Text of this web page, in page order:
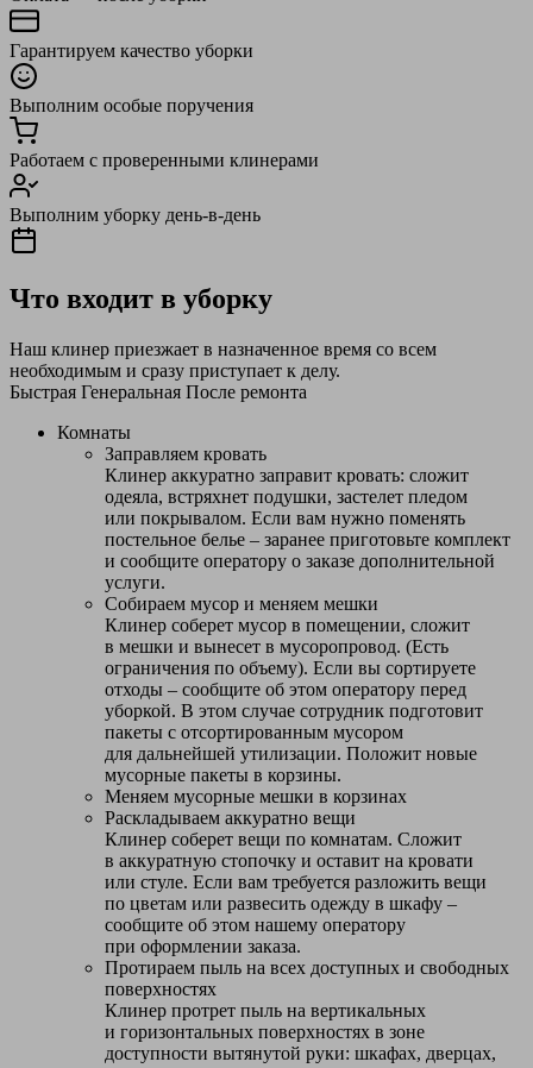
Гарантируем качество уборки
Выполним особые поручения
Работаем с проверенными клинерами
Выполним уборку день-в-день
Что входит в уборку
Наш клинер приезжает в назначенное время со всем
необходимым и сразу приступает к делу.
Быстрая Генеральная После ремонта
Комнаты
Заправляем кровать
Клинер аккуратно заправит кровать: сложит
одеяла, встряхнет подушки, застелет пледом
или покрывалом. Если вам нужно поменять
постельное белье – заранее приготовьте комплект
и сообщите оператору о заказе дополнительной
услуги.
Собираем мусор и меняем мешки
Клинер соберет мусор в помещении, сложит
в мешки и вынесет в мусоропровод. (Есть
ограничения по объему). Если вы сортируете
отходы – сообщите об этом оператору перед
уборкой. В этом случае сотрудник подготовит
пакеты с отсортированным мусором
для дальнейшей утилизации. Положит новые
мусорные пакеты в корзины.
Меняем мусорные мешки в корзинах
Раскладываем аккуратно вещи
Клинер соберет вещи по комнатам. Сложит
в аккуратную стопочку и оставит на кровати
или стуле. Если вам требуется разложить вещи
по цветам или развесить одежду в шкафу –
сообщите об этом нашему оператору
при оформлении заказа.
Протираем пыль на всех доступных и свободных
поверхностях
Клинер протрет пыль на вертикальных
и горизонтальных поверхностях в зоне
доступности вытянутой руки: шкафах, дверцах,